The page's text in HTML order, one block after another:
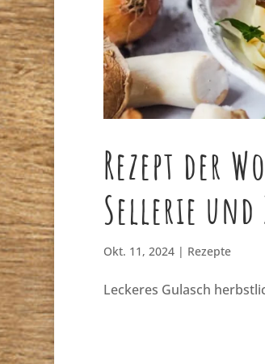
Rezept der
Sellerie und
Okt. 11, 2024| Rezepte
Leckeres Gulasch